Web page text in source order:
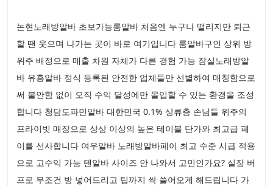
논현노래방알바 초보가능룸알바 처음엔 누구나 떨리지만 퇴근
할 땐 웃으며 나가는 곳이 바로 여기입니다 룸알바구인 상위 방
위주 배정으로 매출 차원 자체가 다른 경험 가능 잠실노래방알
바 유흥알바 정식 등록된 안전한 업체들만 선별하여 매칭함으로
써 불안함 없이 오직 수익 달성에만 몰입할 수 있는 환경을 조성
합니다 청담도파민알바 대한민국 0.1% 상류층 손님들 위주의
프라이빗 매장으로 상상 이상의 높은 테이블 단가와 최고급 페
이를 선사합니다 여우알바 노래방알바페이 최고 수준 시급 적용
으로 고수익 가능 텐알바 사이즈 안 나와서 고민인가요? 실장 버
프로 무조건 방 넣어드리고 팁까지 싹 쓸어오게 해드립니다 가